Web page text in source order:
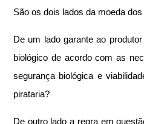
São os dois lados da moeda
De um lado garante ao
biológico de acordo com as
segurança biológica e
pirataria?
De outro lado a regra em